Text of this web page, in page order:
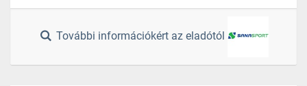
További információkért az eladótól